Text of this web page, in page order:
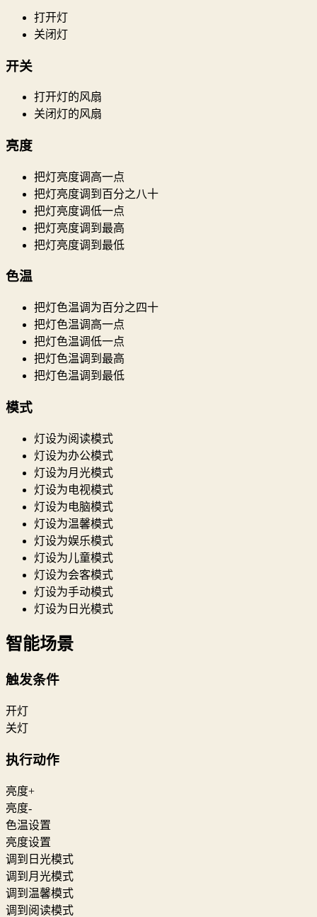
打开灯
关闭灯
开关
打开灯的风扇
关闭灯的风扇
亮度
把灯亮度调高一点
把灯亮度调到百分之八十
把灯亮度调低一点
把灯亮度调到最高
把灯亮度调到最低
色温
把灯色温调为百分之四十
把灯色温调高一点
把灯色温调低一点
把灯色温调到最高
把灯色温调到最低
模式
灯设为阅读模式
灯设为办公模式
灯设为月光模式
灯设为电视模式
灯设为电脑模式
灯设为温馨模式
灯设为娱乐模式
灯设为儿童模式
灯设为会客模式
灯设为手动模式
灯设为日光模式
智能场景
触发条件
开灯
关灯
执行动作
亮度+
亮度-
色温设置
亮度设置
调到日光模式
调到月光模式
调到温馨模式
调到阅读模式